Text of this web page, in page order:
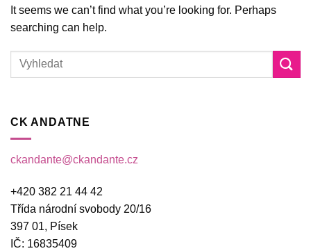
It seems we can’t find what you’re looking for. Perhaps
searching can help.
CK ANDATNE
ckandante@ckandante.cz
+420 382 21 44 42
Třída národní svobody 20/16
397 01, Písek
IČ: 16835409